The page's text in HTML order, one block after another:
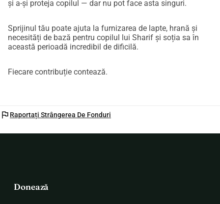
și a-și proteja copilul — dar nu pot face asta singuri.
Sprijinul tău poate ajuta la furnizarea de lapte, hrană și
necesități de bază pentru copilul lui Sharif și soția sa în
această perioadă incredibil de dificilă.
Fiecare contribuție contează.
flag Raportați Strângerea De Fonduri
Donează